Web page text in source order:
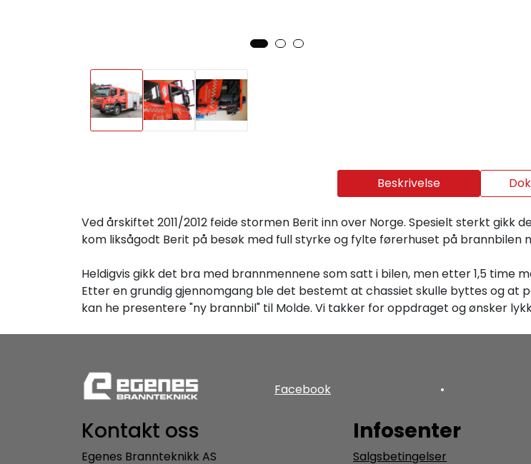
Beskrivelse
Ved årskiftet 2011/2012 feide stormen Berit inn over Norge. Spesielt sterkt gikk
kom liksågodt Berit på besøk med full styrke og fylte førerhuset på brannbilen
Heldigvis gikk det bra med brannmennene som satt i bilen, men etter 1,5 time
Etter en grundig gjennomgang ble det bestemt at chassiet skulle byttes og at
kan he presentere "ny brannbil" til Molde. Vi takker for oppdraget og ønsker
Facebook •
Kontakt oss
Egenes Brannteknikk AS
Infosenter
Salgsbetingelser